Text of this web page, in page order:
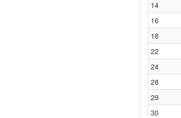
14
16
18
22
24
28
29
30